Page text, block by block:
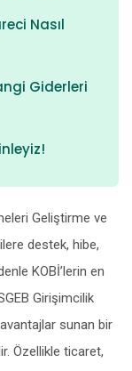
Nasıl
Giderleri
Geliştirme ve
destek, hibe,
KOBİ’lerin en
Girişimcilik
sunan bir
Özellikle ticaret,